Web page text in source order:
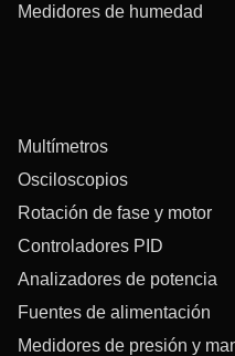
Medidores de humedad
Multímetros
Osciloscopios
Rotación de fase y motor
Controladores PID
Analizadores de potencia
Fuentes de alimentación
Medidores de presión y